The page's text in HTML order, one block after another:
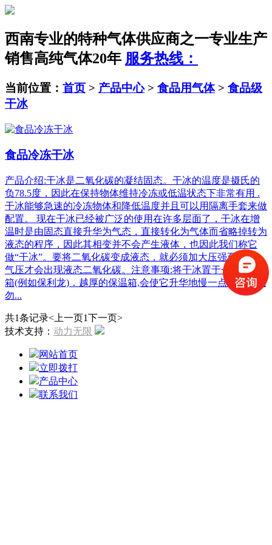
西南专业的特种气体供应商之一专业生产
销售高纯气体20年 服务热线：
当前位置： 首页 > 产品中心> 食品用气体> 食品级
干冰
食品冷冻干冰
产品介绍:干冰是二氧化碳的凝结固态。干冰的温度是摄氏的
负78.5度，因此在保持物体维持冷冻或低温状态下非常有用 .
干冰能够急速的冷冻物体和降低温度并且可以用隔离手套来做
配置。 现在干冰已经被广泛的使用在许多层面了，干冰在增
温时是由固态直接升华为气态，直接转化为气体而省略掉转为
液态的程序，因此其相变并不会产生液体，也因此我们称它
做“干冰”。要将二氧化碳变成液态，就必须加大压强至5.1大
气压才会出现液态二氧化碳。注意事项:将干冰置于一个保温
箱(例如保利龙)．越厚的保温箱,会使它升华地慢一点，但切记
勿...
共1条记录<上一页1下一页>
技术支持： 动力无限
网站首页
立即拨打
产品中心
联系我们